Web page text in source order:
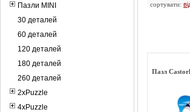
Пазли MINI
30 деталей
60 деталей
120 деталей
180 деталей
260 деталей
2xPuzzle
4xPuzzle
сортувати:
Пазл